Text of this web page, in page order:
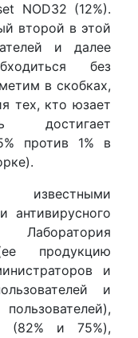
NOD32 (12%).
второй в этой
и далее
без
в скобках,
тех, кто юзает
достигает
против 1% в
антивирусного
продукцию
и
и
(82% и 75%),